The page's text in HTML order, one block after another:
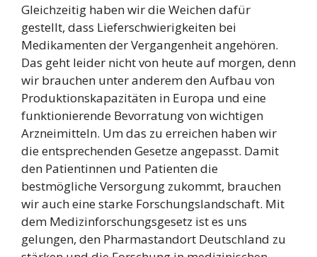
Gleichzeitig haben wir die Weichen dafür
gestellt, dass Lieferschwierigkeiten bei
Medikamenten der Vergangenheit angehören.
Das geht leider nicht von heute auf morgen, denn
wir brauchen unter anderem den Aufbau von
Produktionskapazitäten in Europa und eine
funktionierende Bevorratung von wichtigen
Arzneimitteln. Um das zu erreichen haben wir
die entsprechenden Gesetze angepasst. Damit
den Patientinnen und Patienten die
bestmögliche Versorgung zukommt, brauchen
wir auch eine starke Forschungslandschaft. Mit
dem Medizinforschungsgesetz ist es uns
gelungen, den Pharmastandort Deutschland zu